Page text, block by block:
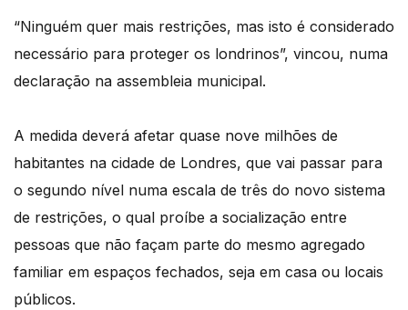
“Ninguém quer mais restrições, mas isto é considerado
necessário para proteger os londrinos”, vincou, numa
declaração na assembleia municipal.
A medida deverá afetar quase nove milhões de
habitantes na cidade de Londres, que vai passar para
o segundo nível numa escala de três do novo sistema
de restrições, o qual proíbe a socialização entre
pessoas que não façam parte do mesmo agregado
familiar em espaços fechados, seja em casa ou locais
públicos.